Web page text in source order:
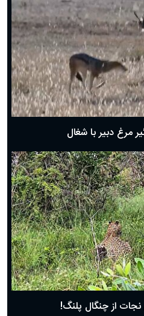
مرغ دبیر با شغال
از چنگال پلنگ!